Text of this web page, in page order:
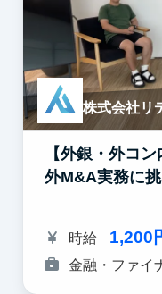
株式会社リ
【外銀・外コ
外M&A実務に
時給 1,200
金融・ファイ